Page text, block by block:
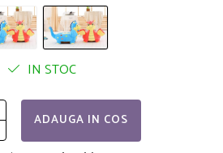
IN STOC
ADAUGA IN COS